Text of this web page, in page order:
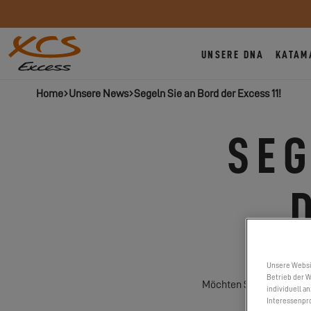
UNSERE DNA
Home Unsere News Segeln Sie an Bord der Excess 11!
Möchten Sie auf der
Unsere
Betrieb der
individuell